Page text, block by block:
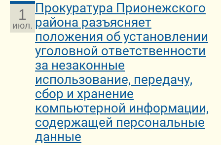
1
июл.
Прокуратура Прионежского
района разъясняет
положения об установлении
уголовной ответственности
за незаконные
использование, передачу,
сбор и хранение
компьютерной информации,
содержащей персональные
данные